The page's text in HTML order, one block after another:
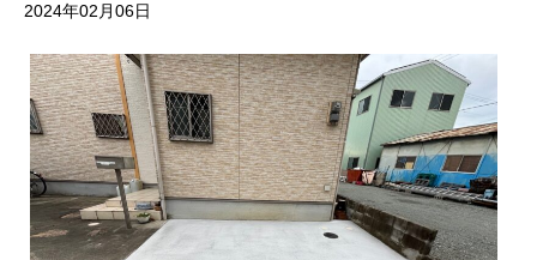
2024年02月06日